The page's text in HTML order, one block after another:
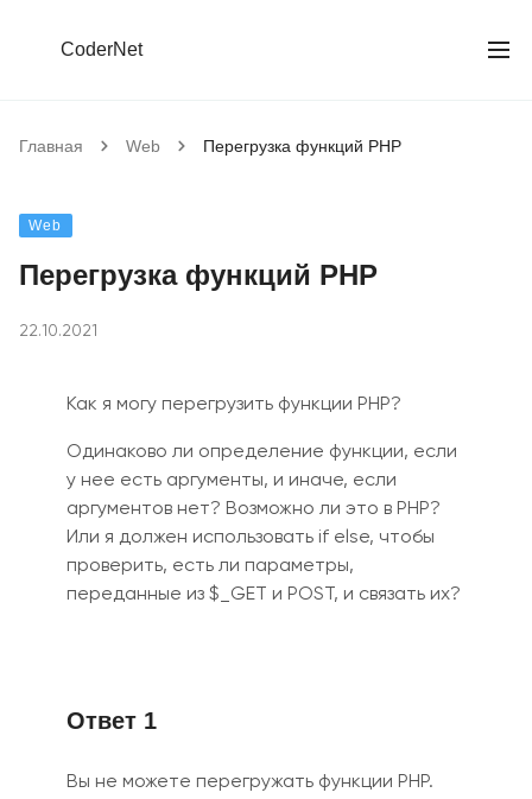
CoderNet
Главная Web Перегрузка функций PHP
Web
Перегрузка функций PHP
22.10.2021
Как я могу перегрузить функции PHP?
Одинаково ли определение функции, если
у нее есть аргументы, и иначе, если
аргументов нет? Возможно ли это в PHP?
Или я должен использовать if else, чтобы
проверить, есть ли параметры,
переданные из $_GET и POST, и связать их?
Ответ 1
Вы не можете перегружать функции PHP.